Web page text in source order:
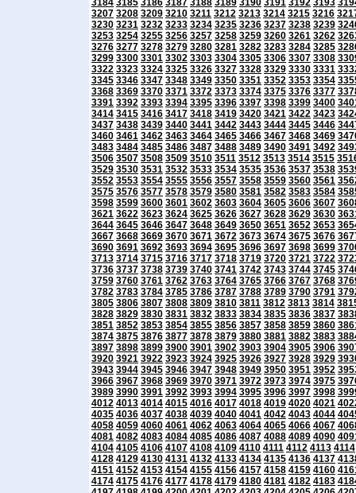
3184 3185 3186 3187 3188 3189 3190 3191 3192 3193
3207 3208 3209 3210 3211 3212 3213 3214 3215 3216
3230 3231 3232 3233 3234 3235 3236 3237 3238 3239
3253 3254 3255 3256 3257 3258 3259 3260 3261 3262
3276 3277 3278 3279 3280 3281 3282 3283 3284 3285
3299 3300 3301 3302 3303 3304 3305 3306 3307 3308
3322 3323 3324 3325 3326 3327 3328 3329 3330 3331
3345 3346 3347 3348 3349 3350 3351 3352 3353 3354
3368 3369 3370 3371 3372 3373 3374 3375 3376 3377
3391 3392 3393 3394 3395 3396 3397 3398 3399 3400
3414 3415 3416 3417 3418 3419 3420 3421 3422 3423
3437 3438 3439 3440 3441 3442 3443 3444 3445 3446
3460 3461 3462 3463 3464 3465 3466 3467 3468 3469
3483 3484 3485 3486 3487 3488 3489 3490 3491 3492
3506 3507 3508 3509 3510 3511 3512 3513 3514 3515
3529 3530 3531 3532 3533 3534 3535 3536 3537 3538
3552 3553 3554 3555 3556 3557 3558 3559 3560 3561
3575 3576 3577 3578 3579 3580 3581 3582 3583 3584
3598 3599 3600 3601 3602 3603 3604 3605 3606 3607
3621 3622 3623 3624 3625 3626 3627 3628 3629 3630
3644 3645 3646 3647 3648 3649 3650 3651 3652 3653
3667 3668 3669 3670 3671 3672 3673 3674 3675 3676
3690 3691 3692 3693 3694 3695 3696 3697 3698 3699
3713 3714 3715 3716 3717 3718 3719 3720 3721 3722
3736 3737 3738 3739 3740 3741 3742 3743 3744 3745
3759 3760 3761 3762 3763 3764 3765 3766 3767 3768
3782 3783 3784 3785 3786 3787 3788 3789 3790 3791
3805 3806 3807 3808 3809 3810 3811 3812 3813 3814
3828 3829 3830 3831 3832 3833 3834 3835 3836 3837
3851 3852 3853 3854 3855 3856 3857 3858 3859 3860
3874 3875 3876 3877 3878 3879 3880 3881 3882 3883
3897 3898 3899 3900 3901 3902 3903 3904 3905 3906
3920 3921 3922 3923 3924 3925 3926 3927 3928 3929
3943 3944 3945 3946 3947 3948 3949 3950 3951 3952
3966 3967 3968 3969 3970 3971 3972 3973 3974 3975
3989 3990 3991 3992 3993 3994 3995 3996 3997 3998
4012 4013 4014 4015 4016 4017 4018 4019 4020 4021
4035 4036 4037 4038 4039 4040 4041 4042 4043 4044
4058 4059 4060 4061 4062 4063 4064 4065 4066 4067
4081 4082 4083 4084 4085 4086 4087 4088 4089 4090
4104 4105 4106 4107 4108 4109 4110 4111 4112 4113 4114
4128 4129 4130 4131 4132 4133 4134 4135 4136 4137
4151 4152 4153 4154 4155 4156 4157 4158 4159 4160
4174 4175 4176 4177 4178 4179 4180 4181 4182 4183